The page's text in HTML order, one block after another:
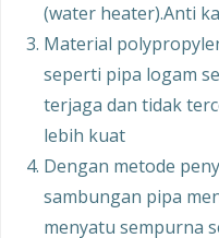
(water heater).Anti
Material
seperti pipa logam
terjaga dan tidak
lebih kuat
Dengan metode
sambungan pipa
menyatu sempurna